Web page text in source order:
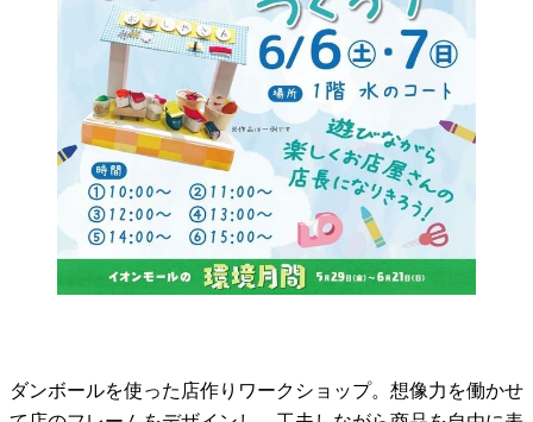
ダンボールを使った店作りワークショップ。想像力を働かせ